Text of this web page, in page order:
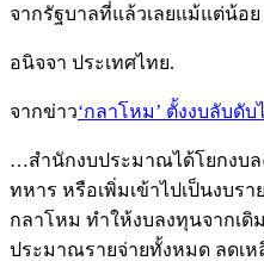
จากรัฐบาลที่แล้วเลยแม้แต่น้อย
อนิจจา ประเทศไทย.
จากข่าว‘กลาโหม’ ตั้งงบลับดั
…สำนักงบประมาณได้โยกงบล
ทหาร หรือเพิ่มเข้าไปเป็นงบร
กลาโหม ทำให้งบลงทุนจากเดิ
ประมาณรายจ่ายทั้งหมด ลดเห